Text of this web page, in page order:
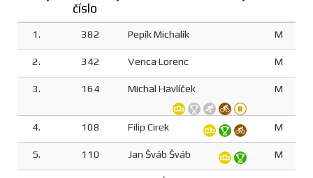
číslo
1. 382 Pepík Michalík M
2. 342 Venca Lorenc M
3. 164 Michal Havlíček M
4. 108 Filip Cirek M
5. 110 Jan Šváb Šváb M